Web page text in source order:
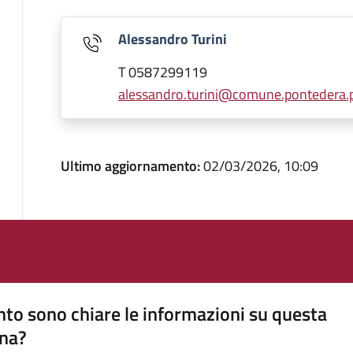
Alessandro Turini
T 0587299119
Ultimo aggiornamento:02/03/2026, 10:09
sono chiare le informazioni su questa